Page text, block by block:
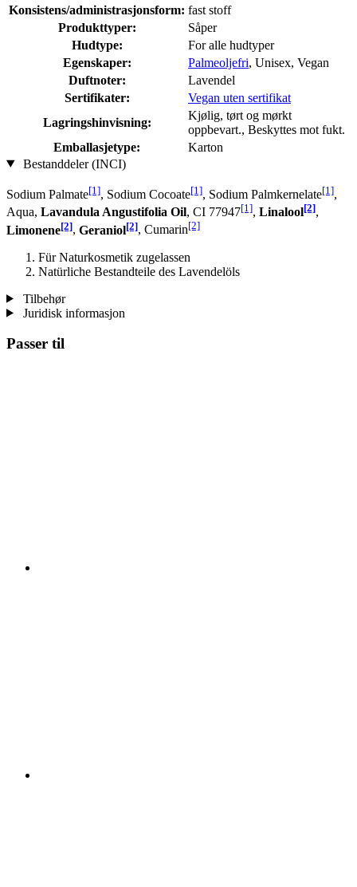
Konsistens/administrasjonsform: fast stoff
Produkttyper:
Såper
Hudtype:
For alle hudtyper
Egenskaper:
Palmeoljefri, Unisex, Vegan
Duftnoter:
Lavendel
Sertifikater:
Vegan uten sertifikat
Lagringshinvisning:
Kjølig, tørt og mørkt
oppbevart., Beskyttes mot fukt.
Emballasjetype:
Karton
Bestanddeler (INCI)
Sodium Palmate[1], Sodium Cocoate[1], Sodium Palmkernelate[1],
Aqua, Lavandula Angustifolia Oil, CI 77947[1], Linalool[2],
Limonene[2], Geraniol[2], Cumarin[2]
Für Naturkosmetik zugelassen
Natürliche Bestandteile des Lavendelöls
Tilbehør
Juridisk informasjon
Passer til